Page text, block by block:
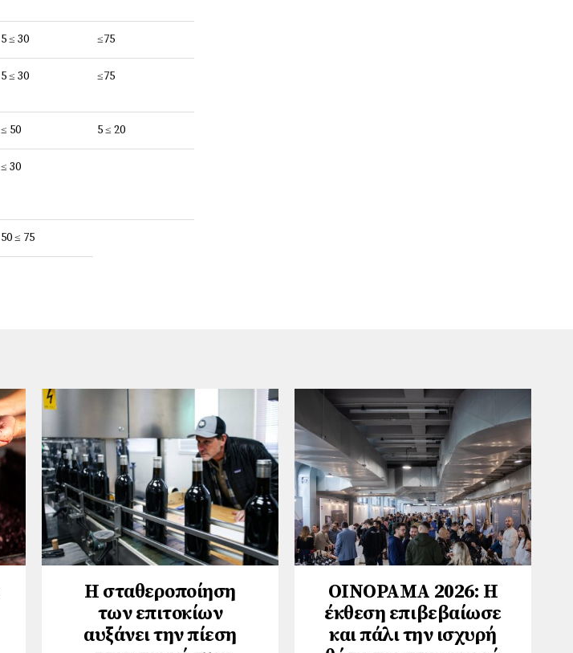
5 ≤ 30 ≤75
5 ≤ 30 ≤75
≤ 50 5 ≤ 20
≤ 30
50 ≤ 75
Η σταθεροποίηση
των επιτοκίων
αυξάνει την πίεση
ΟΙΝΟΡΑΜΑ 2026: Η
έκθεση επιβεβαίωσε
και πάλι την ισχυρή